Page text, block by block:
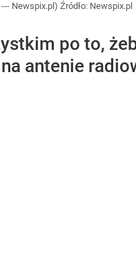
Newspix.pl) Źródło: Newspix.pl
po to,
antenie